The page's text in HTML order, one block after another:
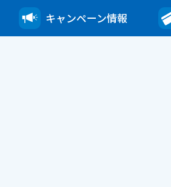
キャンペーン情報